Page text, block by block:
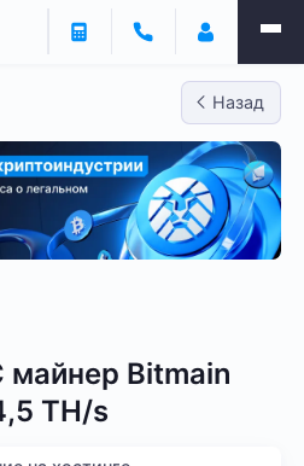
Назад
майнер Bitmain
TH/s